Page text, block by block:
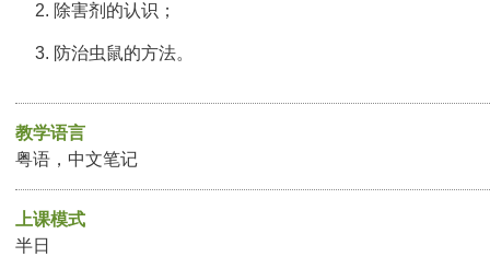
除害剂的认识；
防治虫鼠的方法。
教学语言
粤语，中文笔记
上课模式
半日